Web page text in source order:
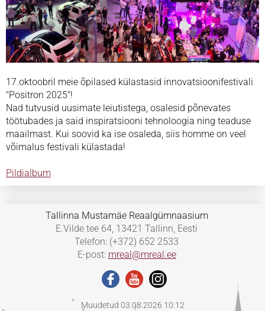
17.oktoobril meie õpilased külastasid innovatsioonifestivali
"Positron 2025"!
Nad tutvusid uusimate leiutistega, osalesid põnevates
töötubades ja said inspiratsiooni tehnoloogia ning teaduse
maailmast. Kui soovid ka ise osaleda, siis homme on veel
võimalus festivali külastada!
Pildialbum
Tallinna Mustamäe Reaalgümnaasium
E.Vilde tee 64, 13421 Tallinn, Eesti
Telefon: (+372) 652 2533
E-post: mreal@mreal.ee
Muudetud 03.08.2026 10:12